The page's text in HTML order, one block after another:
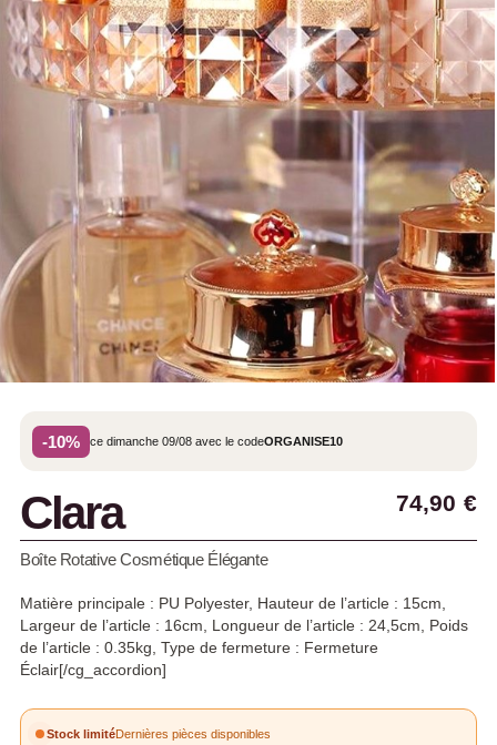
-10% ce dimanche 09/08 avec le codeORGANISE10
Clara 74,90 €
Boîte Rotative Cosmétique Élégante
Matière principale : PU Polyester, Hauteur de l’article : 15cm,
Largeur de l’article : 16cm, Longueur de l’article : 24,5cm, Poids
de l’article : 0.35kg, Type de fermeture : Fermeture
Éclair[/cg_accordion]
Stock limitéDernières pièces disponibles